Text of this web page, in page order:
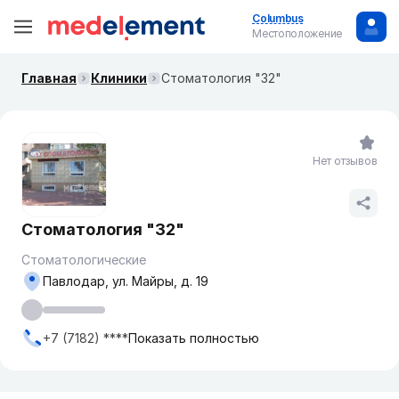
Columbus
Местоположение
Главная Клиники Стоматология "32"
Стоматология "32"
Стоматологические
Павлодар, ул. Майры, д. 19
+7 (7182) ****Показать полностью
Нет отзывов